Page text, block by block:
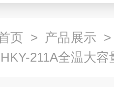
页 > 产品展示
211A全温大容